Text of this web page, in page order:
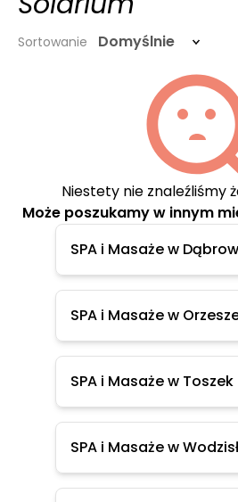
Sortowanie Domyślnie
Niestety nie znaleźliśmy
Może poszukamy w innym
SPA i Masaże w
SPA i Masaże w
SPA i Masaże w Toszek
SPA i Masaże w